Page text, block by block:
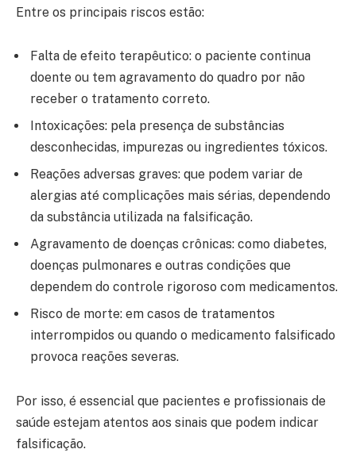
Entre os principais riscos estão:
Falta de efeito terapêutico: o paciente continua
doente ou tem agravamento do quadro por não
receber o tratamento correto.
Intoxicações: pela presença de substâncias
desconhecidas, impurezas ou ingredientes tóxicos.
Reações adversas graves: que podem variar de
alergias até complicações mais sérias, dependendo
da substância utilizada na falsificação.
Agravamento de doenças crônicas: como diabetes,
doenças pulmonares e outras condições que
dependem do controle rigoroso com medicamentos.
Risco de morte: em casos de tratamentos
interrompidos ou quando o medicamento falsificado
provoca reações severas.
Por isso, é essencial que pacientes e profissionais de
saúde estejam atentos aos sinais que podem indicar
falsificação.